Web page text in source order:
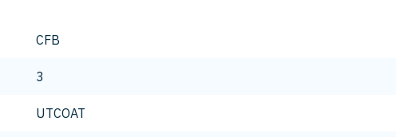
CFB
3
UTCOAT